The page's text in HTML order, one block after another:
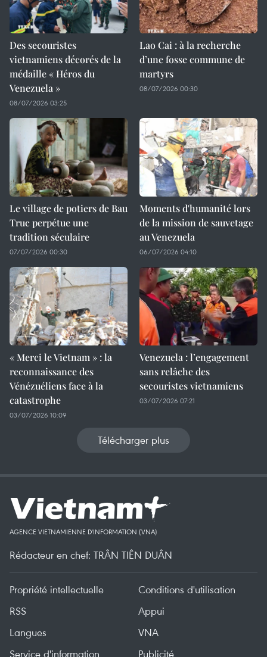
Des secouristes
vietnamiens décorés de la
médaille « Héros du
Venezuela »
08/07/2026 03:25
Lao Cai : à la recherche
d’une fosse commune de
martyrs
08/07/2026 00:30
Le village de potiers de Bau
Truc perpétue une
tradition séculaire
07/07/2026 00:30
Moments d'humanité lors
de la mission de sauvetage
au Venezuela
06/07/2026 04:10
« Merci le Vietnam » : la
reconnaissance des
Vénézuéliens face à la
catastrophe
03/07/2026 10:09
Venezuela : l’engagement
sans relâche des
secouristes vietnamiens
03/07/2026 07:21
Télécharger plus
AGENCE VIETNAMIENNE D'INFORMATION (VNA)
Rédacteur en chef: TRÂN TIÊN DUÂN
Propriété intellectuelle
Conditions d'utilisation
RSS
Appui
Langues
VNA
Service d'information
Publicité